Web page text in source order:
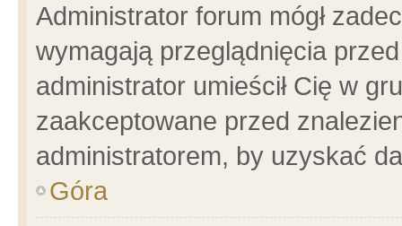
Administrator forum mógł
wymagają przeglądnięcia
administrator umieścił Cię w
zaakceptowane przed
administratorem, by uzyskać
Góra